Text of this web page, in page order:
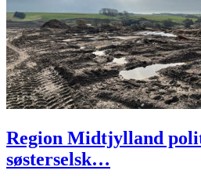
Region Midtjylland
søsterselsk…